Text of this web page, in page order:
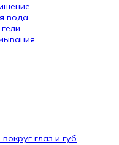
вода
глаз и губ